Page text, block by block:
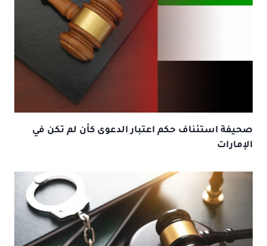
صحيفة استئناف حكم اعتبار الدعوى كأن لم تكن في
الإمارات